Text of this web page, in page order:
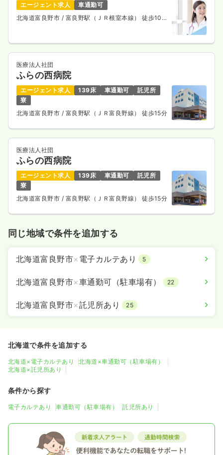
エージェント求人
車通勤可
北海道富良野市 / 富良野駅（ＪＲ根室本線） 徒歩10
医療法人社団
ふらの西病院
エージェント求人 139床 車通勤可
託児所
寮
北海道富良野市 / 富良野駅（ＪＲ富良野線） 徒歩15分
医療法人社団
ふらの西病院
エージェント求人 139床 車通勤可
託児所
寮
北海道富良野市 / 富良野駅（ＪＲ富良野線） 徒歩15分
同じ地域で条件を追加する
北海道富良野市× 電子カルテあり 5
北海道富良野市×車通勤可（駐車場有） 22
北海道富良野市×託児所あり 25
北海道で条件を追加する
北海道×電子カルテあり
北海道×車通勤可（駐車場有）
北海道×託児所あり
条件から探す
電子カルテあり 車通勤可（駐車場有） 託児所あり